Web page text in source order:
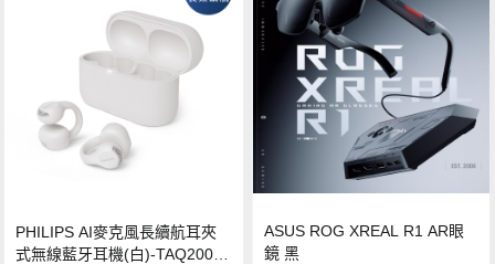
PHILIPS AI麥克風長續航耳夾
式無線藍牙耳機(白)-TAQ2000
ASUS ROG XREAL R1 AR眼
鏡 黑